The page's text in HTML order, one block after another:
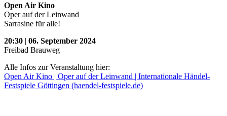
Open Air Kino
Oper auf der Leinwand
Sarrasine für alle!
20:30 | 06. September 2024
Freibad Brauweg
Alle Infos zur Veranstaltung hier:
Open Air Kino | Oper auf der Leinwand | Internationale Händel-
Festspiele Göttingen (haendel-festspiele.de)